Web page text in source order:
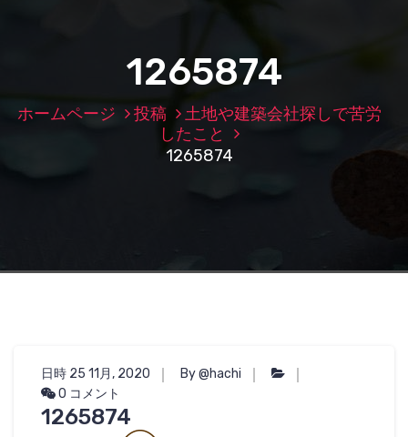
1265874
ホームページ 投稿
土地や建築会社探しで苦労
したこと
1265874
日時 25 11月, 2020
By @hachi
0 コメント
1265874